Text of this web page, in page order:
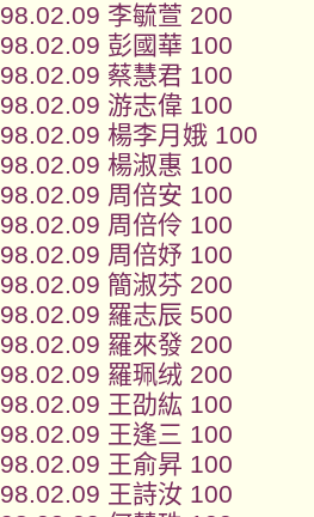
98.02.09 李毓萱 200
98.02.09 彭國華 100
98.02.09 蔡慧君 100
98.02.09 游志偉 100
98.02.09 楊李月娥 100
98.02.09 楊淑惠 100
98.02.09 周倍安 100
98.02.09 周倍伶 100
98.02.09 周倍妤 100
98.02.09 簡淑芬 200
98.02.09 羅志辰 500
98.02.09 羅來發 200
98.02.09 羅珮绒 200
98.02.09 王劭紘 100
98.02.09 王逢三 100
98.02.09 王俞昇 100
98.02.09 王詩汝 100